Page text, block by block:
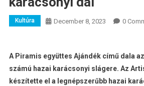
Kultúra December 8, 2023 0
A Piramis együttes Ajándék című dala
számú hazai karácsonyi slágere. Az
készítette el a legnépszerűbb hazai